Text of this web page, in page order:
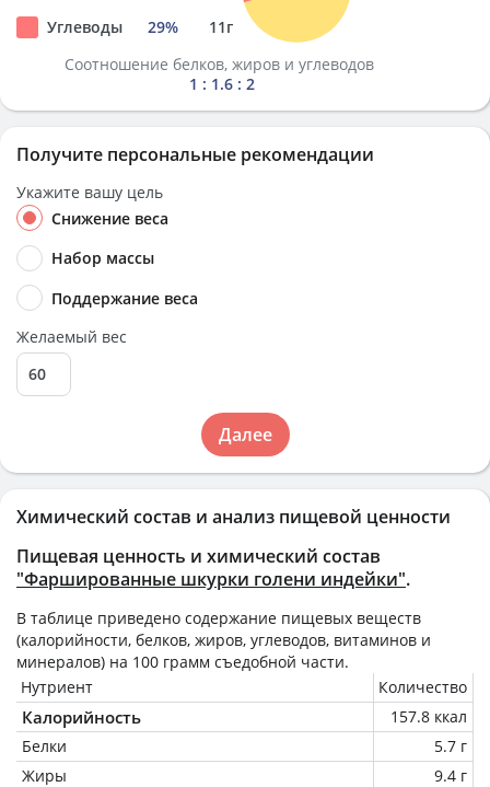
Химический состав и анализ пищевой ценности
Пищевая ценность и химический состав
"Фаршированные шкурки голени индейки".
В таблице приведено содержание пищевых веществ
(калорийности, белков, жиров, углеводов, витаминов и
минералов) на 100 грамм съедобной части.
Нутриент
Количество
Калорийность
157.8 ккал
Белки
5.7 г
Жиры
9.4 г
Углеводы
29% 11г
Соотношение белков, жиров и углеводов
1 : 1.6 : 2
Получите персональные рекомендации
Укажите вашу цель
Снижение веса
Набор массы
Поддержание веса
Желаемый вес
Далее